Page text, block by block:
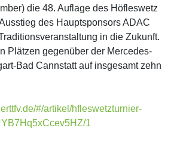
die 48. Auflage des Höfleswetz
des Hauptsponsors ADAC
in die Zukunft.
Plätzen gegenüber der Mercedes-
Bad Cannstatt auf insgesamt zehn
#/artikel/hfleswetzturnier-
1